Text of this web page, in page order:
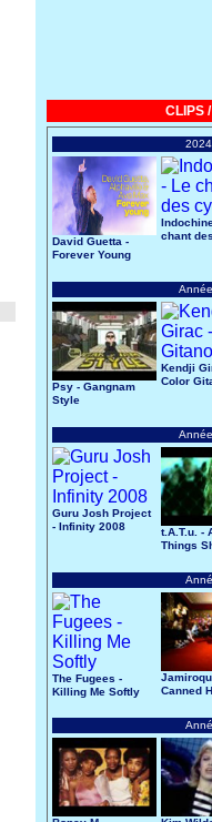
CLIPS
David Guetta -
Forever Young
chant
Psy - Gangnam
Style
Kendji
Color
Guru Josh Project
- Infinity 2008
t.A.T.u. -
Things
The Fugees -
Killing Me Softly
Canned